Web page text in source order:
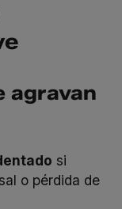
agravan
si
o pérdida de